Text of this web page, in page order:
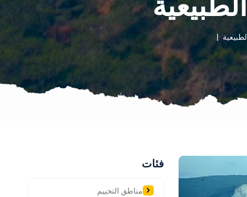
فئات
مناطق التخييم